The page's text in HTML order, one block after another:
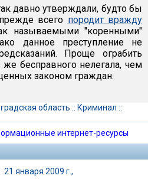
давно утверждали, будто бы
всего породит вражду
называемыми "коренными"
данное преступление не
Проще ограбить
бесправного нелегала, чем
законом граждан.
область :: Криминал ::
интернет-ресурсы
21 января 2009 г.,